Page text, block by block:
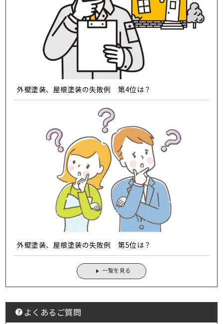
外壁塗装、屋根塗装の失敗例 第4位は？
外壁塗装、屋根塗装の失敗例 第5位は？
一覧を見る
よくあるご質問